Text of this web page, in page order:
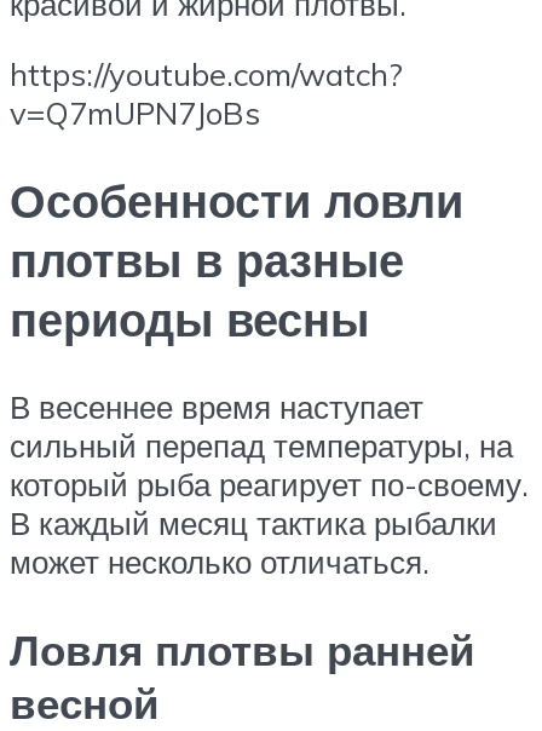
https://youtube.com/watch?
v=Q7mUPN7JoBs
Особенности ловли
плотвы в разные
периоды весны
В весеннее время наступает
сильный перепад температуры, на
который рыба реагирует по-своему.
В каждый месяц тактика рыбалки
может несколько отличаться.
Ловля плотвы ранней
весной